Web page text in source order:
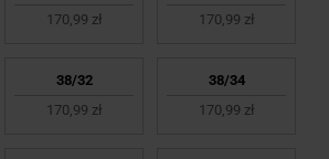
170,99 zł
170,99 zł
38/32
170,99 zł
38/34
170,99 zł